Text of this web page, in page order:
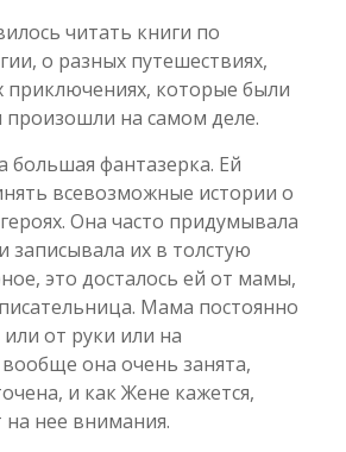
читать книги по
о разных путешествиях,
приключениях, которые были
на самом деле.
большая фантазерка. Ей
всевозможные истории о
Она часто придумывала
записывала их в толстую
это досталось ей от мамы,
Мама постоянно
от руки или на
она очень занята,
и как Жене кажется,
нее внимания.